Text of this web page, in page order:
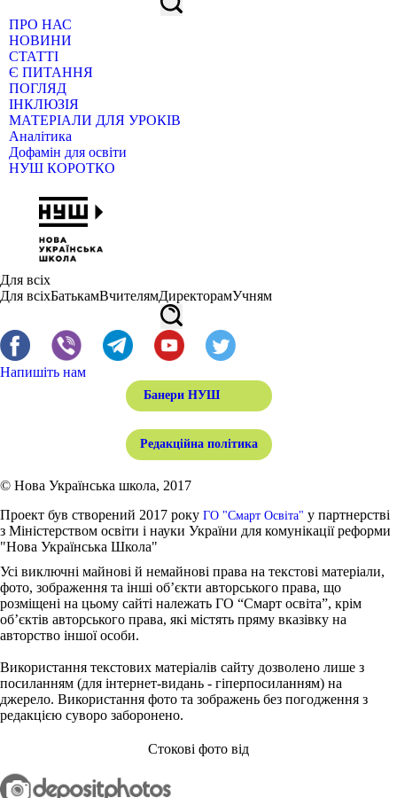
ПРО НАС
НОВИНИ
СТАТТІ
Є ПИТАННЯ
ПОГЛЯД
ІНКЛЮЗІЯ
МАТЕРІАЛИ ДЛЯ УРОКІВ
Аналітика
Дофамін для освіти
НУШ КОРОТКО
Для всіх
Для всіхБатькамВчителямДиректорамУчням
Напишіть нам
Банери НУШ
Редакційна політика
© Нова Українська школа, 2017
Проект був створений 2017 року ГО "Смарт Освіта" у партнерстві
з Міністерством освіти і науки України для комунікації реформи
"Нова Українська Школа"
Усі виключні майнові й немайнові права на текстові матеріали,
фото, зображення та інші об’єкти авторського права, що
розміщені на цьому сайті належать ГО “Смарт освіта”, крім
об’єктів авторського права, які містять пряму вказівку на
авторство іншої особи.
Використання текстових матеріалів сайту дозволено лише з
посиланням (для інтернет-видань - гіперпосиланням) на
джерело. Використання фото та зображень без погодження з
редакцією суворо заборонено.
Стокові фото від